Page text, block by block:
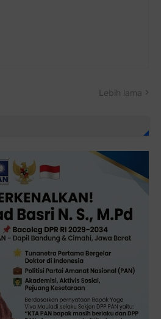
Lebih lama